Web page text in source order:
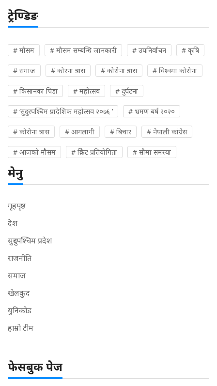
ट्रेण्डिङ
# मौसम # मौसम सम्बन्धि जानकारी # उपनिर्वाचन # कृषि
# समाज # कोरना त्रास # कोरोना त्रास # विश्वमा कोरोना
# किसानका पिडा # महोत्सव # दुर्घटना
# ‘सुदुरपश्चिम प्रादेशिक महोत्सव २०७६ ’ # भ्रमण बर्ष २०२०
# कोरोना त्रास # आगलागी # बिचार # नेपाली कांग्रेस
# आजको मौसम # क्रिकेट प्रतियोगिता # सीमा समस्या
मेनु
गृहपृष्ठ
देश
सुदुरपश्चिम प्रदेश
राजनीति
समाज
खेलकुद
युनिकोड
हाम्रो टीम
फेसबुक पेज